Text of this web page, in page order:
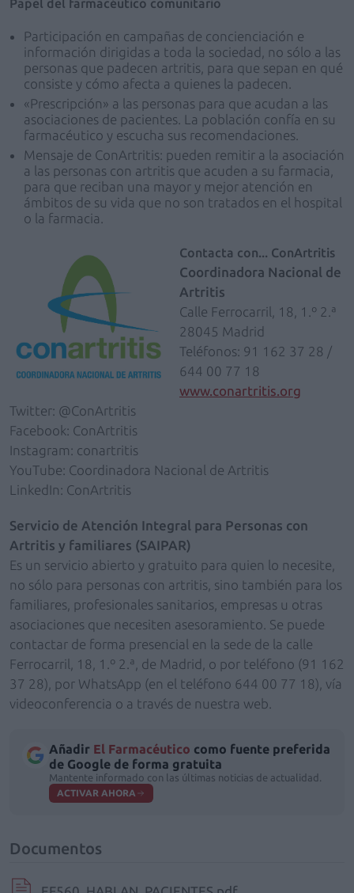
Papel del farmacéutico comunitario
Participación en campañas de concienciación e
información dirigidas a toda la sociedad, no sólo a las
personas que padecen artritis, para que sepan en qué
consiste y cómo afecta a quienes la padecen.
«Prescripción» a las personas para que acudan a las
asociaciones de pacientes. La población confía en su
farmacéutico y escucha sus recomendaciones.
Mensaje de ConArtritis: pueden remitir a la asociación
a las personas con artritis que acuden a su farmacia,
para que reciban una mayor y mejor atención en
ámbitos de su vida que no son tratados en el hospital
o la farmacia.
Contacta con... ConArtritis
Coordinadora Nacional de
Artritis
Calle Ferrocarril, 18, 1.º 2.ª
28045 Madrid
Teléfonos: 91 162 37 28 /
644 00 77 18
www.conartritis.org
Twitter: @ConArtritis
Facebook: ConArtritis
Instagram: conartritis
YouTube: Coordinadora Nacional de Artritis
LinkedIn: ConArtritis
Servicio de Atención Integral para Personas con
Artritis y familiares (SAIPAR)
Es un servicio abierto y gratuito para quien lo necesite,
no sólo para personas con artritis, sino también para los
familiares, profesionales sanitarios, empresas u otras
asociaciones que necesiten asesoramiento. Se puede
contactar de forma presencial en la sede de la calle
Ferrocarril, 18, 1.º 2.ª, de Madrid, o por teléfono (91 162
37 28), por WhatsApp (en el teléfono 644 00 77 18), vía
videoconferencia o a través de nuestra web.
Añadir El Farmacéutico como fuente preferida
de Google de forma gratuita
Mantente informado con las últimas noticias de actualidad.
ACTIVAR AHORA
Documentos